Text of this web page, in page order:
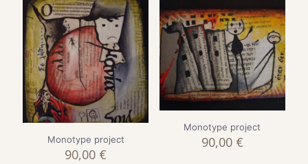
Monotype project
90,00 €
Monotype project
90,00 €